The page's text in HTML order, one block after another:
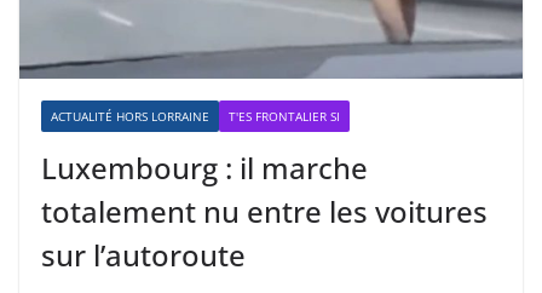
ACTUALITÉ HORS LORRAINE T'ES FRONTALIER SI
Luxembourg : il marche
totalement nu entre les voitures
sur l’autoroute